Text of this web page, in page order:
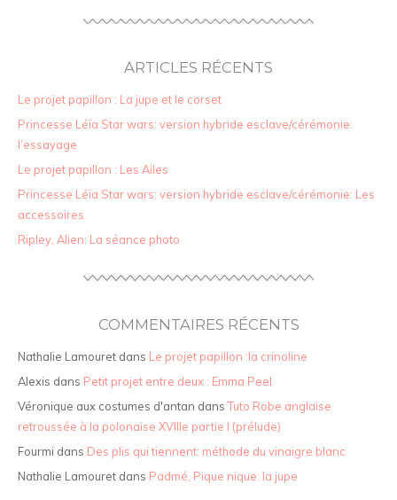
ARTICLES RÉCENTS
Le projet papillon : La jupe et le corset
Princesse Léïa Star wars: version hybride esclave/cérémonie:
l’essayage
Le projet papillon : Les Ailes
Princesse Léïa Star wars: version hybride esclave/cérémonie: Les
accessoires
Ripley, Alien: La séance photo
COMMENTAIRES RÉCENTS
Nathalie Lamouret dans Le projet papillon :la crinoline
Alexis dans Petit projet entre deux : Emma Peel
Véronique aux costumes d'antan dansTuto Robe anglaise
retroussée à la polonaise XVIIIe partie I (prélude)
Fourmi dans Des plis qui tiennent: méthode du vinaigre blanc
Nathalie Lamouret dans Padmé, Pique nique: la jupe